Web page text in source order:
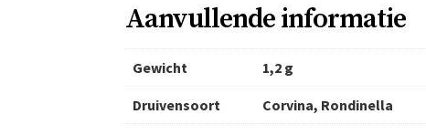
Aanvullende informatie
Gewicht 1,2 g
Druivensoort Corvina, Rondinella